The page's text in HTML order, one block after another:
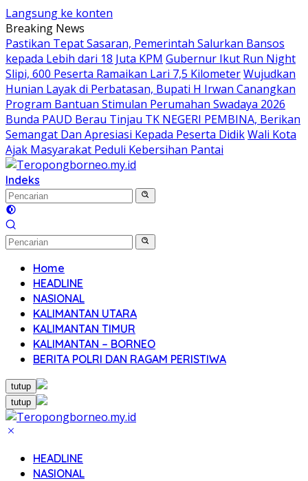
Langsung ke konten
Breaking News
Pastikan Tepat Sasaran, Pemerintah Salurkan Bansos
kepada Lebih dari 18 Juta KPM Gubernur Ikut Run Night
Slipi, 600 Peserta Ramaikan Lari 7,5 KilometerWujudkan
Hunian Layak di Perbatasan, Bupati H Irwan Canangkan
Program Bantuan Stimulan Perumahan Swadaya 2026
Bunda PAUD Berau Tinjau TK NEGERI PEMBINA, Berikan
Semangat Dan Apresiasi Kepada Peserta DidikWali Kota
Ajak Masyarakat Peduli Kebersihan Pantai
Indeks
Home
HEADLINE
NASIONAL
KALIMANTAN UTARA
KALIMANTAN TIMUR
KALIMANTAN – BORNEO
BERITA POLRI DAN RAGAM PERISTIWA
tutup
tutup
HEADLINE
NASIONAL